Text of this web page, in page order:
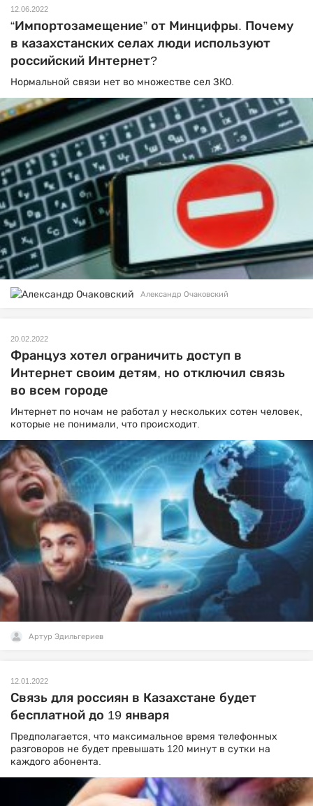
12.06.2022
“Импортозамещение” от Минцифры. Почему
в казахстанских селах люди используют
российский Интернет?
Нормальной связи нет во множестве сел ЗКО.
Александр Очаковский
20.02.2022
Француз хотел ограничить доступ в
Интернет своим детям, но отключил связь
во всем городе
Интернет по ночам не работал у нескольких сотен человек,
которые не понимали, что происходит.
Артур Эдильгериев
12.01.2022
Связь для россиян в Казахстане будет
бесплатной до 19 января
Предполагается, что максимальное время телефонных
разговоров не будет превышать 120 минут в сутки на
каждого абонента.